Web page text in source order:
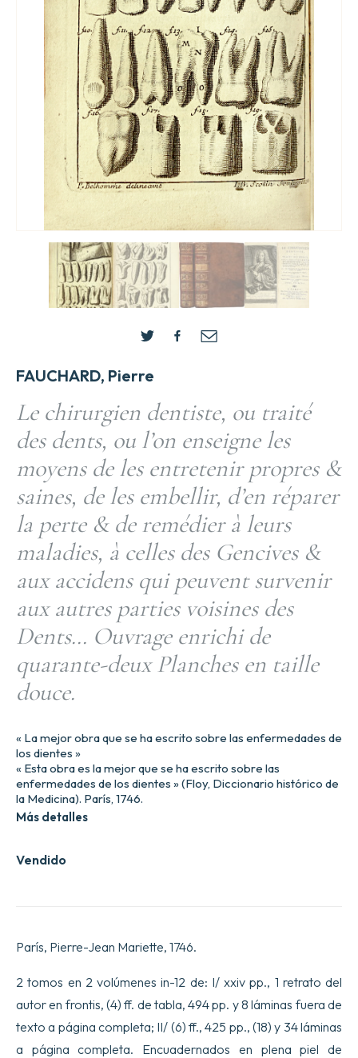
FAUCHARD, Pierre
Le chirurgien dentiste, ou traité
des dents, ou l’on enseigne les
moyens de les entretenir propres &
saines, de les embellir, d’en réparer
la perte & de remédier à leurs
maladies, à celles des Gencives &
aux accidens qui peuvent survenir
aux autres parties voisines des
Dents… Ouvrage enrichi de
quarante-deux Planches en taille
douce.
Vendido
« La mejor obra que se ha escrito sobre las enfermedades de
los dientes »
« Esta obra es la mejor que se ha escrito sobre las
enfermedades de los dientes » (Floy, Diccionario histórico de
la Medicina). París, 1746.
Más detalles
París, Pierre-Jean Mariette, 1746.
2 tomos en 2 volúmenes in-12 de: I/ xxiv pp., 1 retrato del
autor en frontis, (4) ff. de tabla, 494 pp. y 8 láminas fuera de
texto a página completa; II/ (6) ff., 425 pp., (18) y 34 láminas
a página completa. Encuadernados en plena piel de